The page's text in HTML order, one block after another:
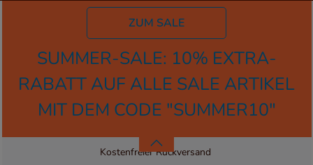
ZUM SALE
SUMMER-SALE: 10% EXTRA-
RABATT AUF ALLE SALE ARTIKEL
MIT DEM CODE "SUMMER10"
Kostenfreier Rückversand
Kostenloser Versand